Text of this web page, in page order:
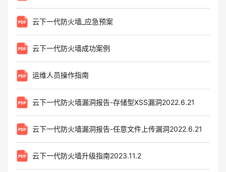
云下一代防火墙_应急预案
云下一代防火墙成功案例
运维人员操作指南
云下一代防火墙漏洞报告-存储型XSS漏洞2022.6.21
云下一代防火墙漏洞报告-任意文件上传漏洞2022.6.21
云下一代防火墙升级指南2023.11.2